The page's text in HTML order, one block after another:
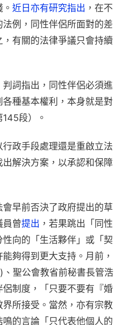
近日亦有研究指出 ，在不
例，同性伴侶所面對的差
有關的法律爭議只會持續
詞指出，同性伴侶必須進
種基本權利，本身就是對
段）。
政手段處理還是重啟立法
解決方案，以承認和保障
早前否決了政府提出的草
員曾提出 ，若果跳出「同性
向的「生活夥伴」或「契
夠得到更大支持。月前，
聖公會教省前秘書長管浩
侶制度，「只要不要有『婚
所接受。當然，亦有宗教
的言論「只代表他個人的